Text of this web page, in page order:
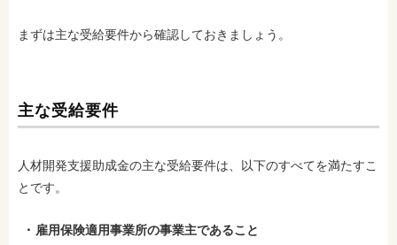
まずは主な受給要件から確認しておきましょう。
主な受給要件
人材開発支援助成金の主な受給要件は、以下のすべてを満たすこ
とです。
雇用保険適用事業所の事業主であること